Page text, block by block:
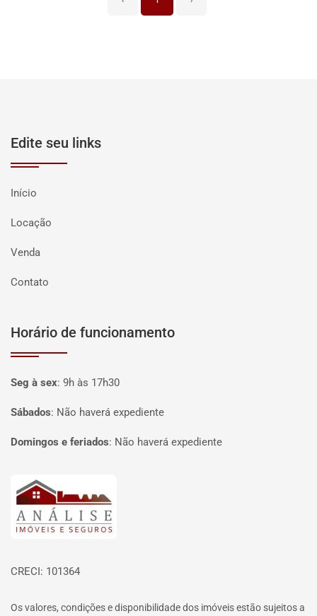
Edite seu links
Início
Locação
Venda
Contato
Horário de funcionamento
Seg à sex: 9h às 17h30
Sábados: Não haverá expediente
Domingos e feriados: Não haverá expediente
Página inicial
CRECI: 101364
Os valores, condições e disponibilidade dos imóveis estão sujeitos a